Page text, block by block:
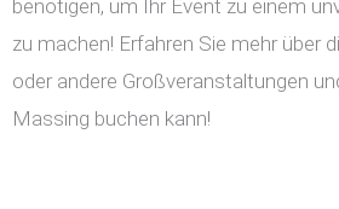
benötigen, um Ihr Event zu einem
zu machen! Erfahren Sie mehr über
oder andere Großveranstaltungen
Massing buchen kann!